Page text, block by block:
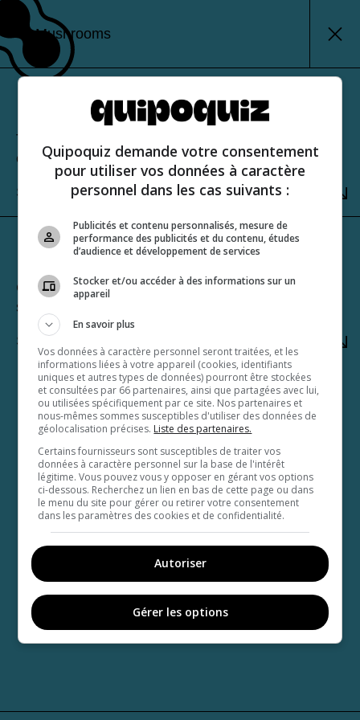
Mushrooms
Classic mode
Test your knowledge and view your score at the
end of the quiz.
SELECT
Sudden-death mode
Challenge yourself to get a perfect score. One
strike and you’re out!
SELECT
Quipoquiz demande votre consentement
pour utiliser vos données à caractère
personnel dans les cas suivants :
Publicités et contenu personnalisés, mesure de
performance des publicités et du contenu, études
d’audience et développement de services
Stocker et/ou accéder à des informations sur un
appareil
En savoir plus
Vos données à caractère personnel seront traitées, et les
informations liées à votre appareil (cookies, identifiants
uniques et autres types de données) pourront être stockées
et consultées par 66 partenaires, ainsi que partagées avec lui,
ou utilisées spécifiquement par ce site. Nos partenaires et
nous-mêmes sommes susceptibles d'utiliser des données de
géolocalisation précises. Liste des partenaires.
Certains fournisseurs sont susceptibles de traiter vos
données à caractère personnel sur la base de l'intérêt
légitime. Vous pouvez vous y opposer en gérant vos options
ci-dessous. Recherchez un lien en bas de cette page ou dans
le menu du site pour gérer ou retirer votre consentement
dans les paramètres des cookies et de confidentialité.
Autoriser
Gérer les options